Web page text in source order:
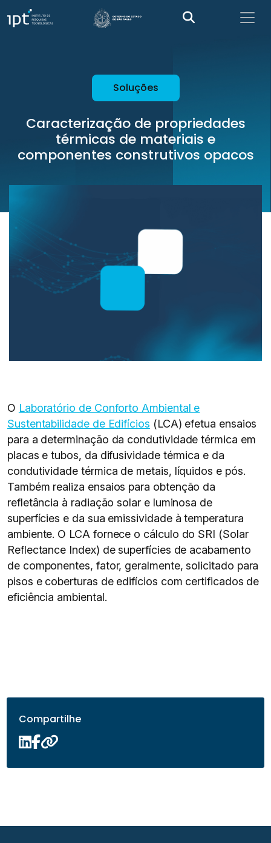
Soluções
Caracterização de propriedades
térmicas de materiais e
componentes construtivos opacos
O Laboratório de Conforto Ambiental e
Sustentabilidade de Edifícios (LCA) efetua ensaios
para a determinação da condutividade térmica em
placas e tubos, da difusividade térmica e da
condutividade térmica de metais, líquidos e pós.
Também realiza ensaios para obtenção da
refletância à radiação solar e luminosa de
superfícies e da sua emissividade à temperatura
ambiente. O LCA fornece o cálculo do SRI (Solar
Reflectance Index) de superfícies de acabamento
de componentes, fator, geralmente, solicitado para
pisos e coberturas de edifícios com certificados de
eficiência ambiental.
Compartilhe